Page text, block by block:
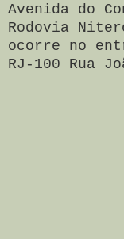
Avenida do
Rodovia
ocorre no
RJ-100 Rua